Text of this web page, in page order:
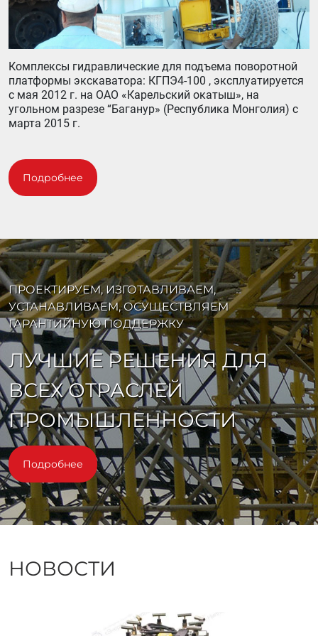
Комплексы гидравлические для подъема поворотной
платформы экскаватора: КГПЭ4-100 , эксплуатируется
с мая 2012 г. на ОАО «Карельский окатыш», на
угольном разрезе “Баганур» (Республика Монголия) с
марта 2015 г.
Подробнее
ПРОЕКТИРУЕМ, ИЗГОТАВЛИВАЕМ,
УСТАНАВЛИВАЕМ, ОСУЩЕСТВЛЯЕМ
ГАРАНТИЙНУЮ ПОДДЕРЖКУ
ЛУЧШИЕ РЕШЕНИЯ ДЛЯ
ВСЕХ ОТРАСЛЕЙ
ПРОМЫШЛЕННОСТИ
Подробнее
НОВОСТИ